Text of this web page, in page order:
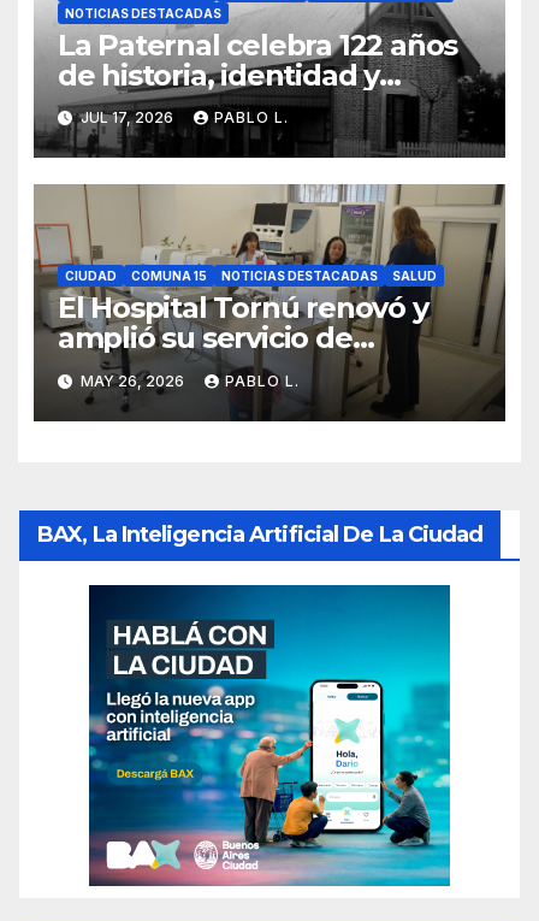
NOTICIAS DESTACADAS
La Paternal celebra 122 años
de historia, identidad y
memoria barrial
JUL 17, 2026 PABLO L.
CIUDAD COMUNA 15 NOTICIAS DESTACADAS SALUD
El Hospital Tornú renovó y
amplió su servicio de
Anatomía Patológica en
Parque Chas
MAY 26, 2026 PABLO L.
BAX, La Inteligencia Artificial De La Ciudad